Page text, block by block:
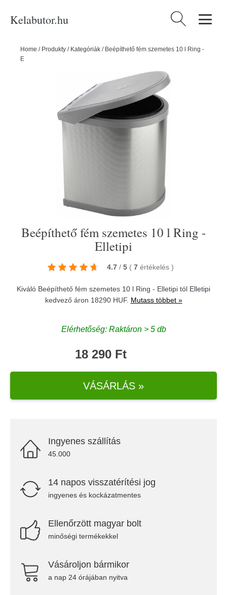
Kelabutor.hu Keresés:
Home / Produkty / Kategóriák / Beépíthető fém szemetes 10 l Ring -
Elletipi
Beépíthető fém szemetes 10 l Ring -
Elletipi
4.7 / 5 ( 7 értékelés )
Kiváló Beépíthető fém szemetes 10 l Ring - Elletipi tól Elletipi
kedvező áron 18290 HUF. Mutass többet »
Elérhetőség: Raktáron > 5 db
18 290 Ft
VÁSÁRLÁS »
Ingyenes szállítás
45.000
14 napos visszatérítési jog
ingyenes és kockázatmentes
Ellenőrzött magyar bolt
minőségi termékekkel
Vásároljon bármikor
a nap 24 órájában nyitva